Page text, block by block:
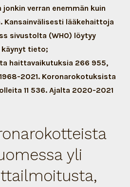
verran enemmän kuin
Kansainvälisesti lääkehaittoja
sivustolta (WHO) löytyy
käynyt tieto;
haittavaikutuksia 266 955,
2021. Koronarokotuksista
11 536. Ajalta 2020-2021
yli